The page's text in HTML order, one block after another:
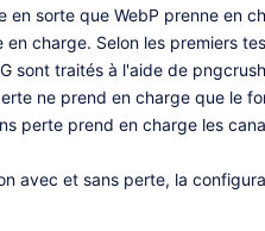
sorte que WebP prenne en
charge. Selon les premiers
traités à l'aide de
ne prend en charge que le
perte prend en charge les
avec et sans perte, la